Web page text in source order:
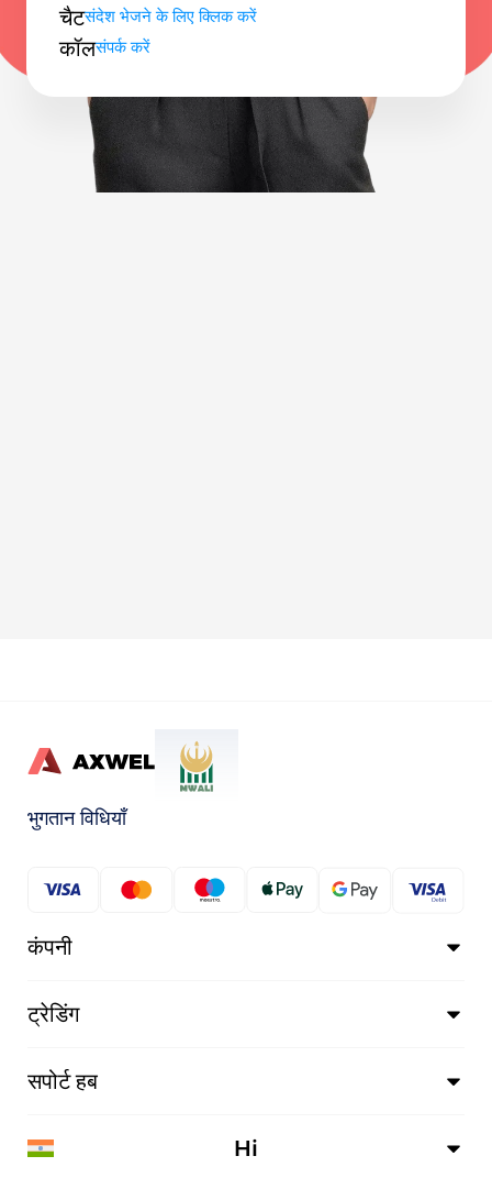
चैटसंदेश भेजने के लिए क्लिक करें
कॉलसंपर्क करें
भुगतान विधियाँ
कंपनी
ट्रेडिंग
सपोर्ट हब
Hi